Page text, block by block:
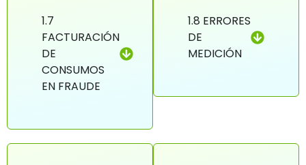
1.7
FACTURACIÓN
DE
CONSUMOS
EN FRAUDE
1.8 ERRORES
DE
MEDICIÓN